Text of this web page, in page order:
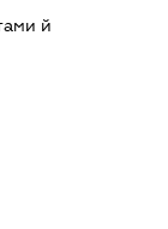
й